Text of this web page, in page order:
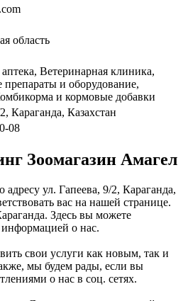
область
Ветеринарная клиника,
и оборудование,
и кормовые добавки
Караганда, Казахстан
08
Зоомагазин Амагел
адресу ул. Гапеева, 9/2, Караганда,
вас на нашей странице.
Здесь вы можете
информацией о нас.
свои услуги как новым, так и
мы будем рады, если вы
о нас в соц. сетях.